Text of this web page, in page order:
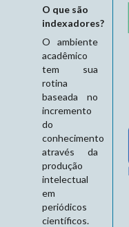
O que são
indexadores?
O ambiente
acadêmico
tem sua
rotina
baseada no
incremento
do
conhecimento
através da
produção
intelectual
em
periódicos
científicos.